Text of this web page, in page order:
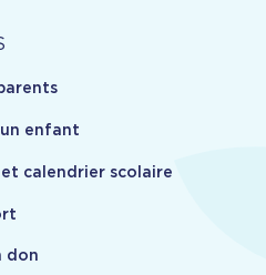
enfant
calendrier scolaire
don